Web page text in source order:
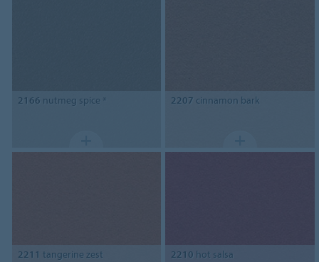
2166 nutmeg spice * 2207 cinnamon bark
2211 tangerine zest 2210 hot salsa